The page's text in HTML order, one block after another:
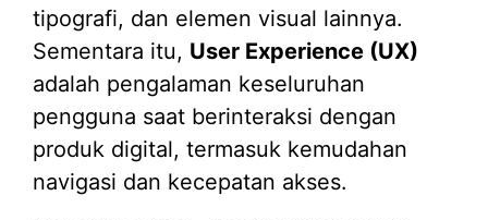
tipografi, dan elemen visual lainnya.
Sementara itu, User Experience (UX)
adalah pengalaman keseluruhan
pengguna saat berinteraksi dengan
produk digital, termasuk kemudahan
navigasi dan kecepatan akses.